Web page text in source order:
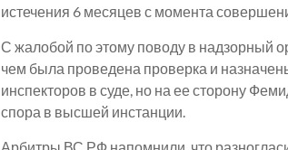
истечения 6 месяцев с момента
С жалобой по этому поводу в надзорный
чем была проведена проверка и
инспекторов в суде, но на ее сторону
спора в высшей инстанции.